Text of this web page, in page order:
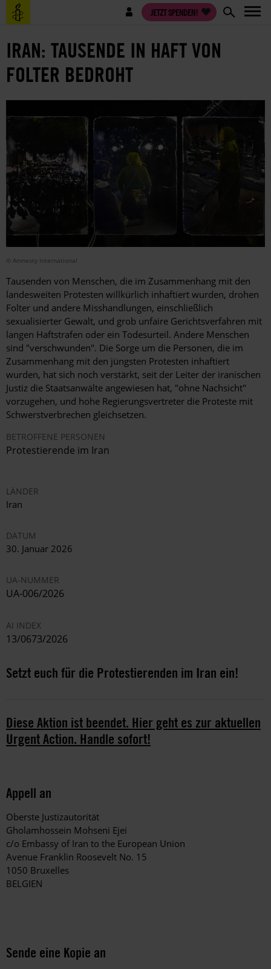
Direkt
zum
Benutzermenü JETZT SPENDEN!
IRAN: TAUSENDE IN HAFT VON
FOLTER BEDROHT
© Amnesty International
Tausenden von Menschen, die im Zusammenhang mit den
landesweiten Protesten willkürlich inhaftiert wurden, drohen
Folter und andere Misshandlungen, einschließlich
sexualisierter Gewalt, und grob unfaire Gerichtsverfahren mit
langen Haftstrafen oder ein Todesurteil. Andere Menschen
sind "verschwunden". Die Sorge um die Personen, die im
Zusammenhang mit den jüngsten Protesten inhaftiert
wurden, hat sich noch verstärkt, seit der Leiter der iranischen
Justiz die Staatsanwälte angewiesen hat, "ohne Nachsicht"
vorzugehen, und hohe Regierungsvertreter die Proteste mit
Schwerstverbrechen gleichsetzen.
BETROFFENE PERSONEN
Protestierende im Iran
LÄNDER
Iran
DATUM
30. Januar 2026
UA-NUMMER
UA-006/2026
AI INDEX
13/0673/2026
Setzt euch für die Protestierenden im Iran ein!
Diese Aktion ist beendet. Hier geht es zur aktuellen
Urgent Action. Handle sofort!
Appell an
Oberste Justizautorität
Gholamhossein Mohseni Ejei
c/o Embassy of Iran to the European Union
Avenue Franklin Roosevelt No. 15
1050 Bruxelles
BELGIEN
Sende eine Kopie an